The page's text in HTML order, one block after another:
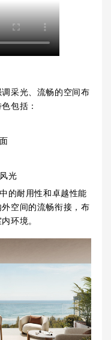
采光、流畅的空间布
包括：
光
的耐用性和卓越性能
空间的流畅衔接，布
环境。